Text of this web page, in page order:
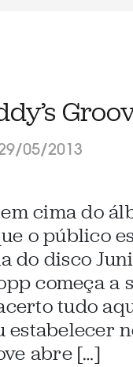
05/2013
cima do
o público
do disco
começa a
tudo
estabelecer
abre […]